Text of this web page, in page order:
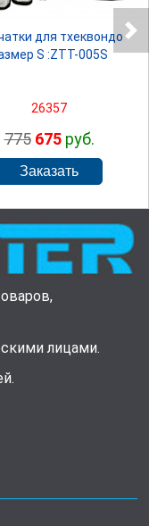
для тхеквондо
S :ZTT-005S
26357
775 675руб.
лицами.